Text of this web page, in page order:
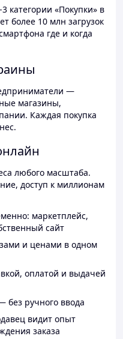
категории «Покупки» в
более 10 млн загрузок
где и когда
—
магазины,
Каждая покупка
любого масштаба.
доступ к миллионам
маркетплейс,
сайт
и ценами в одном
оплатой и выдачей
без ручного ввода
видит опыт
заказа